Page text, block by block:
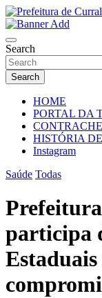
Skip
to
content
Prefeitura de
Search
Search
HOME
PORTAL DA
HISTÓRIA
Instagram
Saúde Todas
participa